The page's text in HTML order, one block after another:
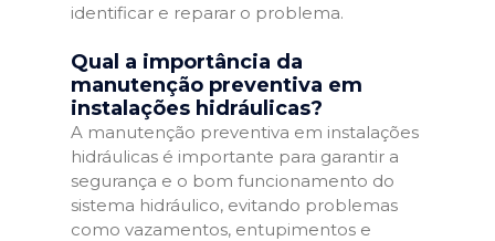
identificar e reparar o problema.
Qual a importância da
manutenção preventiva em
instalações hidráulicas?
A manutenção preventiva em instalações
hidráulicas é importante para garantir a
segurança e o bom funcionamento do
sistema hidráulico, evitando problemas
como vazamentos, entupimentos e